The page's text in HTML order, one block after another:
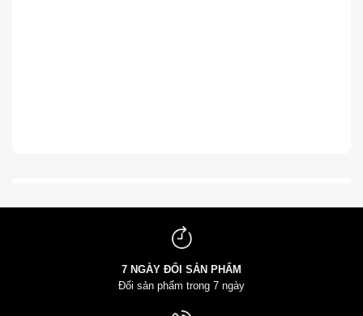
7 NGÀY ĐỔI SẢN PHẨM
Đổi sản phẩm trong 7 ngày